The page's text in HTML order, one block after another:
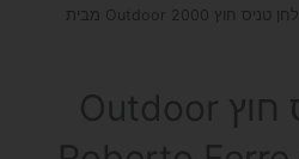
/ שולחן טניס חוץ Outdoor 2000 מבית
שולחן טניס חוץ Outdoor